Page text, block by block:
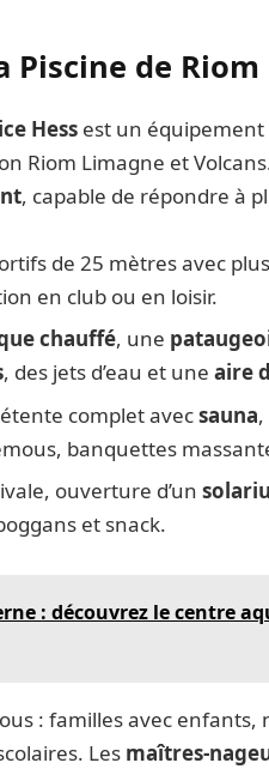
Piscine de Riom
Hessest un équipement
Riom Limagne et
, capable de répondre à
de 25 mètres avec
en club ou en loisir.
chauffé, une
, des jets d’eau et une aire
complet avecsauna,
banquettes
ouverture d’un
et snack.
: découvrez le centre
: familles avec
Les maîtres-